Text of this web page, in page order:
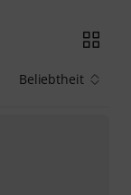
Beliebtheit